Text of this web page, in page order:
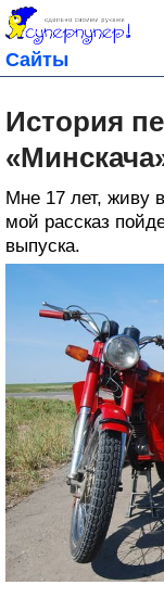
Сайты
История
Мне 17 лет, живу
мой рассказ
выпуска.